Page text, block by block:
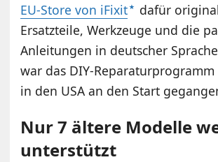
EU-Store von iFixit
dafür
Ersatzteile, Werkzeuge und die
Anleitungen in deutscher
war das DIY-
in den USA an den Start
Nur 7 ältere Modelle
unterstützt